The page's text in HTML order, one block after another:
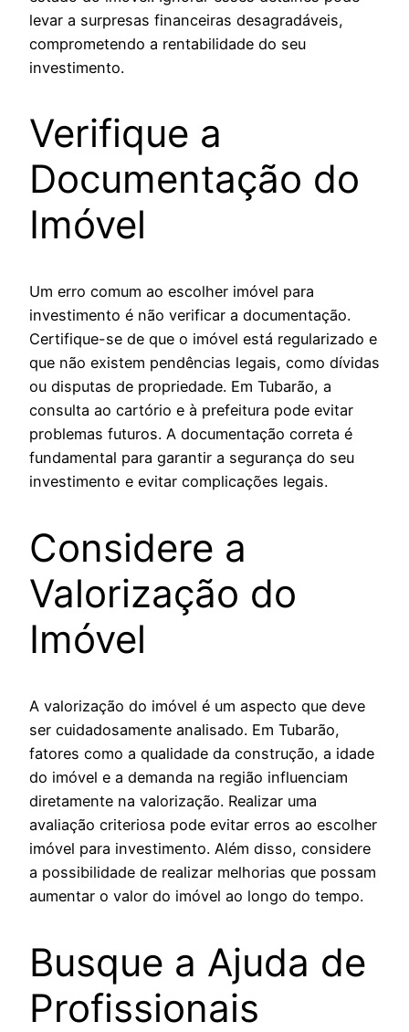
levar a surpresas financeiras desagradáveis,
comprometendo a rentabilidade do seu
investimento.
Verifique a
Documentação do
Imóvel
Um erro comum ao escolher imóvel para
investimento é não verificar a documentação.
Certifique-se de que o imóvel está regularizado e
que não existem pendências legais, como dívidas
ou disputas de propriedade. Em Tubarão, a
consulta ao cartório e à prefeitura pode evitar
problemas futuros. A documentação correta é
fundamental para garantir a segurança do seu
investimento e evitar complicações legais.
Considere a
Valorização do
Imóvel
A valorização do imóvel é um aspecto que deve
ser cuidadosamente analisado. Em Tubarão,
fatores como a qualidade da construção, a idade
do imóvel e a demanda na região influenciam
diretamente na valorização. Realizar uma
avaliação criteriosa pode evitar erros ao escolher
imóvel para investimento. Além disso, considere
a possibilidade de realizar melhorias que possam
aumentar o valor do imóvel ao longo do tempo.
Busque a Ajuda de
Profissionais